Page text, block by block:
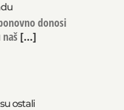
donosi
[...]
ostali